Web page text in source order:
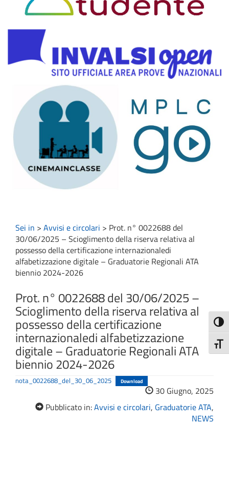
Sei in > Avvisi e circolari > Prot. n° 0022688 del
30/06/2025 – Scioglimento della riserva relativa al
possesso della certificazione internazionaledi
alfabetizzazione digitale – Graduatorie Regionali ATA
biennio 2024-2026
Prot. n° 0022688 del 30/06/2025 –
Scioglimento della riserva relativa al
possesso della certificazione
internazionaledi alfabetizzazione
digitale – Graduatorie Regionali ATA
biennio 2024-2026
nota_0022688_del_30_06_2025 Download
30 Giugno, 2025
Pubblicato in:Avvisi e circolari, Graduatorie ATA,
NEWS